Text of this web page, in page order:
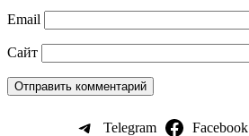
Email
Сайт
Telegram Facebook